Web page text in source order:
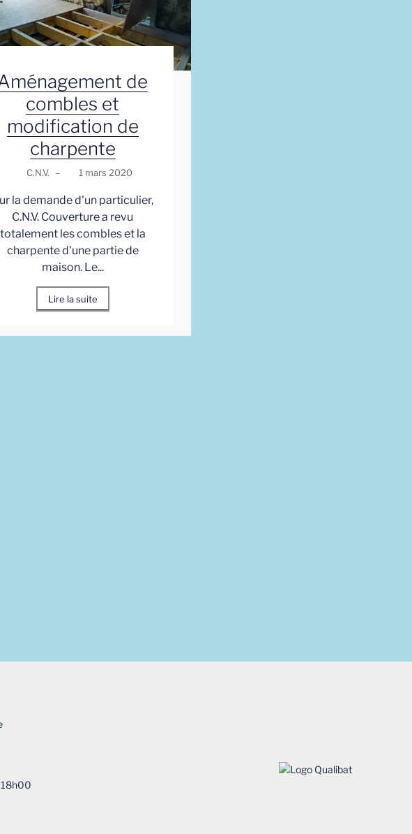
de
combles et
modification de
charpente
C.N.V. – 1 mars 2020
la demande d'un particulier,
C.N.V. Couverture a revu
totalement les combles et la
charpente d'une partie de
maison. Le...
Lire la suite